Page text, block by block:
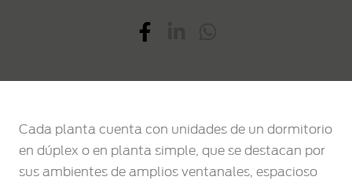
Cada planta cuenta con unidades de un dormitorio
en dúplex o en planta simple, que se destacan por
sus ambientes de amplios ventanales, espacioso